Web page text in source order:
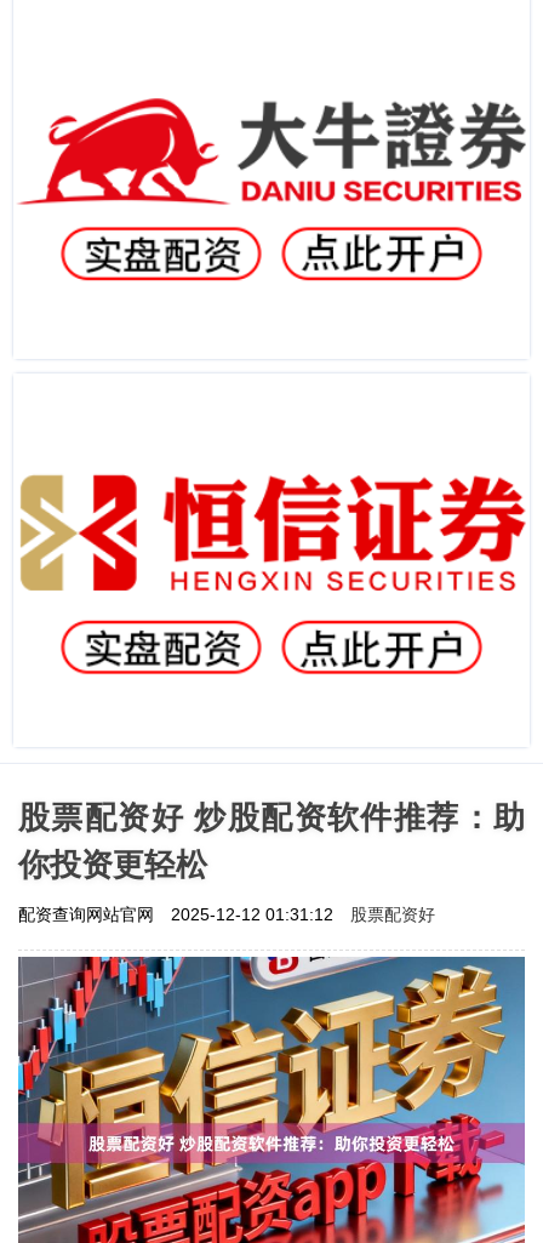
股票配资好 炒股配资软件推荐：助
你投资更轻松
配资查询网站官网 2025-12-12 01:31:12 股票配资好